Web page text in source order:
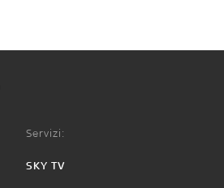
Servizi:
SKY TV